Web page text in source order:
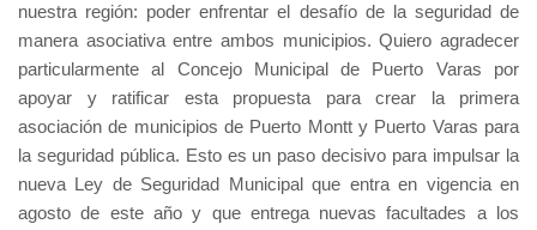
nuestra región: poder enfrentar el desafío de la seguridad de
manera asociativa entre ambos municipios. Quiero agradecer
particularmente al Concejo Municipal de Puerto Varas por
apoyar y ratificar esta propuesta para crear la primera
asociación de municipios de Puerto Montt y Puerto Varas para
la seguridad pública. Esto es un paso decisivo para impulsar la
nueva Ley de Seguridad Municipal que entra en vigencia en
agosto de este año y que entrega nuevas facultades a los